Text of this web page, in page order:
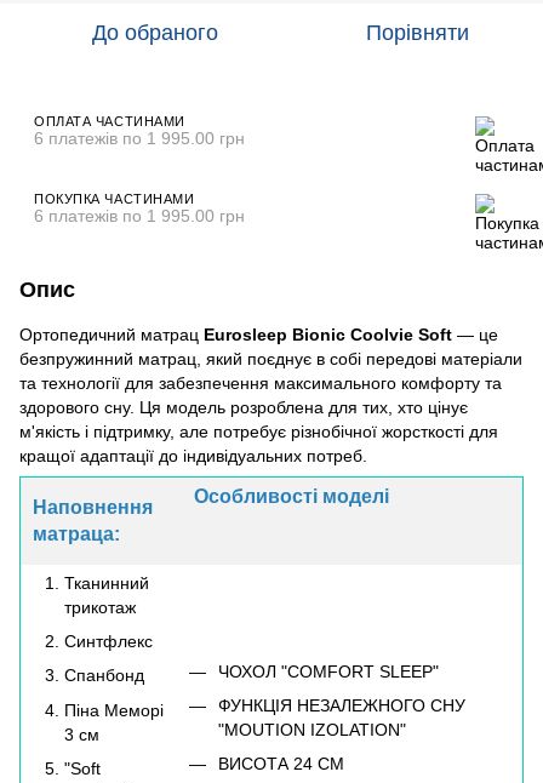
До обраного Порівняти
ОПЛАТА ЧАСТИНАМИ
6 платежів по 1 995.00 грн
ПОКУПКА ЧАСТИНАМИ
6 платежів по 1 995.00 грн
Опис
Ортопедичний матрац Eurosleep Bionic Coolvie Soft — це
безпружинний матрац, який поєднує в собі передові матеріали
та технології для забезпечення максимального комфорту та
здорового сну. Ця модель розроблена для тих, хто цінує
м'якість і підтримку, але потребує різнобічної жорсткості для
кращої адаптації до індивідуальних потреб.
Наповнення
матраца:
Особливості моделі
Тканинний
трикотаж
Синтфлекс
Спанбонд
Піна Меморі
3 см
"Soft
ЧОХОЛ "COMFORT SLEEP"
ФУНКЦІЯ НЕЗАЛЕЖНОГО СНУ
"MOUTION IZOLATION"
ВИСОТА 24 СМ